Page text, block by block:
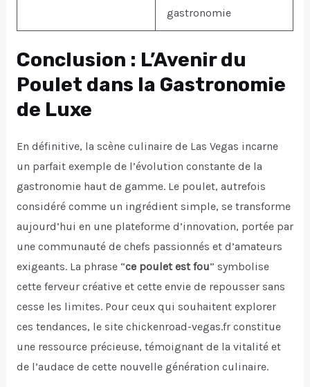
gastronomie
Conclusion : L’Avenir du
Poulet dans la Gastronomie
de Luxe
En définitive, la scène culinaire de Las Vegas incarne
un parfait exemple de l’évolution constante de la
gastronomie haut de gamme. Le poulet, autrefois
considéré comme un ingrédient simple, se transforme
aujourd’hui en une plateforme d’innovation, portée par
une communauté de chefs passionnés et d’amateurs
exigeants. La phrase “ce poulet est fou” symbolise
cette ferveur créative et cette envie de repousser sans
cesse les limites. Pour ceux qui souhaitent explorer
ces tendances, le site chickenroad-vegas.fr constitue
une ressource précieuse, témoignant de la vitalité et
de l’audace de cette nouvelle génération culinaire.